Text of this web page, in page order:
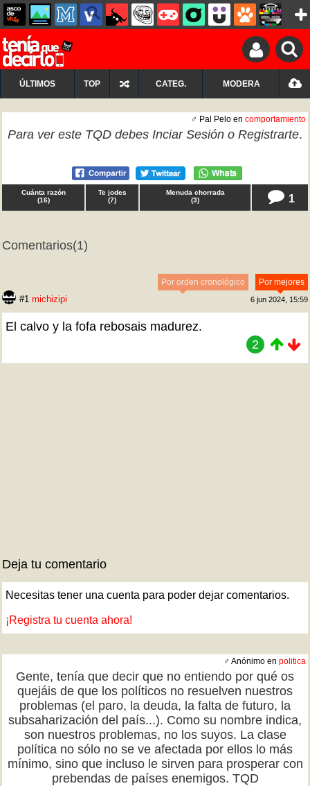
ÚLTIMOS TOP CATEG. MODERA
♂ Pal Pelo en comportamiento
Para ver este TQD debes Inciar Sesión o Registrarte.
Cuánta razón
(16)
Te jodes
(7)
Menuda chorrada
(3) 1
Comentarios(1)
Por mejores
Por orden cronológico
#1 michizipi 6 jun 2024, 15:59
El calvo y la fofa rebosais madurez.
2
Deja tu comentario
Necesitas tener una cuenta para poder dejar comentarios.
¡Registra tu cuenta ahora!
♂ Anónimo en politica
Gente, tenía que decir que no entiendo por qué os
quejáis de que los políticos no resuelven nuestros
problemas (el paro, la deuda, la falta de futuro, la
subsaharización del país...). Como su nombre indica,
son nuestros problemas, no los suyos. La clase
política no sólo no se ve afectada por ellos lo más
mínimo, sino que incluso le sirven para prosperar con
prebendas de países enemigos. TQD